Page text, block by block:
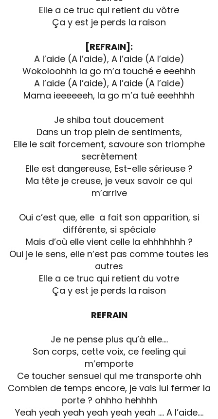
Elle a ce truc qui retient du vôtre
Ça y est je perds la raison
[REFRAIN]:
A l’aide (A l’aide), A l’aide (A l’aide)
Wokoloohhh la go m’a touché e eeehhh
A l’aide (A l’aide), A l’aide (A l’aide)
Mama ieeeeeeh, la go m’a tué eeehhhh
Je shiba tout doucement
Dans un trop plein de sentiments,
Elle le sait forcement, savoure son triomphe
secrètement
Elle est dangereuse, Est-elle sérieuse ?
Ma tête je creuse, je veux savoir ce qui
m’arrive
Oui c’est que, elle a fait son apparition, si
différente, si spéciale
Mais d’où elle vient celle la ehhhhhhh ?
Oui je le sens, elle n’est pas comme toutes les
autres
Elle a ce truc qui retient du votre
Ça y est je perds la raison
REFRAIN
Je ne pense plus qu’à elle….
Son corps, cette voix, ce feeling qui
m’emporte
Ce toucher sensuel qui me transporte ohh
Combien de temps encore, je vais lui fermer la
porte ? ohhho hehhhh
Yeah yeah yeah yeah yeah yeah …. A l’aide....